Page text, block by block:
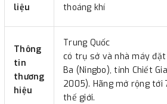
liệu
thoáng khí
Thông
tin
thương
hiệu
Trung Quốc
có trụ sở và nhà máy
Ba (Ningbo), tỉnh Chiết
2005). Hãng mở rộng tới
thế giới.